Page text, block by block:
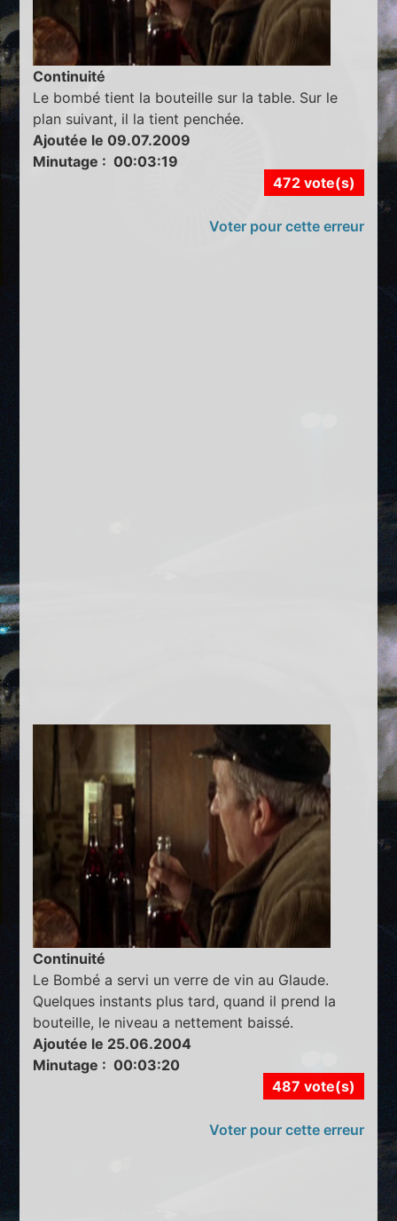
Continuité
Le bombé tient la bouteille sur la table. Sur le
plan suivant, il la tient penchée.
Ajoutée le 09.07.2009
Minutage : 00:03:19
472 vote(s)
Voter pour cette erreur
Continuité
Le Bombé a servi un verre de vin au Glaude.
Quelques instants plus tard, quand il prend la
bouteille, le niveau a nettement baissé.
Ajoutée le 25.06.2004
Minutage : 00:03:20
487 vote(s)
Voter pour cette erreur